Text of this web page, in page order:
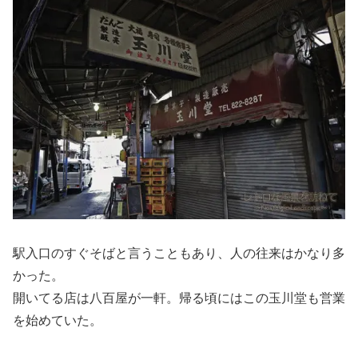
駅入口のすぐそばと言うこともあり、人の往来はかなり多
かった。
開いてる店は八百屋が一軒。帰る頃にはこの玉川堂も営業
を始めていた。